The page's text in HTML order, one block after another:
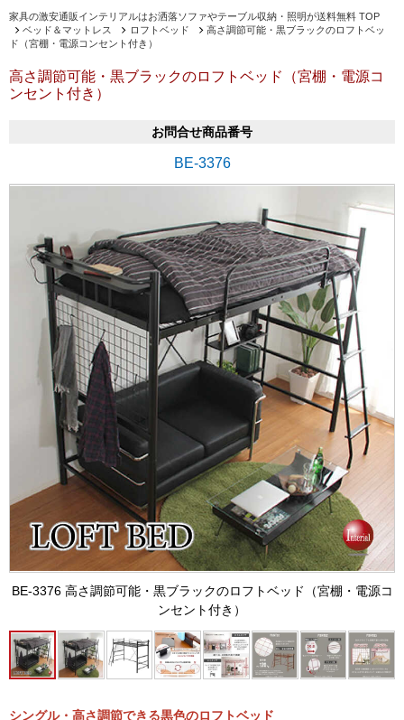
家具の激安通販インテリアルはお洒落ソファやテーブル収納・照明が送料無料 TOP
ベッド＆マットレス
ロフトベッド
高さ調節可能・黒ブラックのロフトベッ
ド（宮棚・電源コンセント付き）
高さ調節可能・黒ブラックのロフトベッド（宮棚・電源コ
ンセント付き）
お問合せ商品番号
BE-3376
BE-3376 高さ調節可能・黒ブラックのロフトベッド（宮棚・電源コ
ンセント付き）
シングル・高さ調節できる黒色のロフトベッド